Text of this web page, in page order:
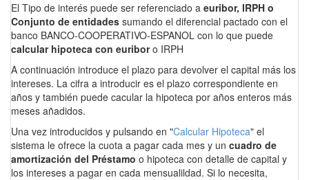
El Tipo de interés puede ser referenciado a euribor, IRPH o
Conjunto de entidades sumando el diferencial pactado con el
banco BANCO-COOPERATIVO-ESPANOL con lo que puede
calcular hipoteca con euriboro IRPH
A continuación introduce el plazo para devolver el capital más los
intereses. La cifra a introducir es el plazo correspondiente en
años y también puede cacular la hipoteca por años enteros más
meses añadidos.
Una vez introducidos y pulsando en "Calcular Hipoteca" el
sistema le ofrece la cuota a pagar cada mes y un cuadro de
amortización del Préstamo o hipoteca con detalle de capital y
los intereses a pagar en cada mensualildad. Si lo necesita,